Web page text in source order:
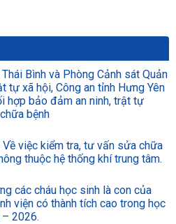
Bình và Phòng Cảnh sát Quản
tự xã hội, Công an tỉnh Hưng Yên
hợp bảo đảm an ninh, trật tự
bệnh
việc kiểm tra, tư vấn sửa chữa
thuộc hệ thống khí trung tâm.
các cháu học sinh là con của
viện có thành tích cao trong học
2026.